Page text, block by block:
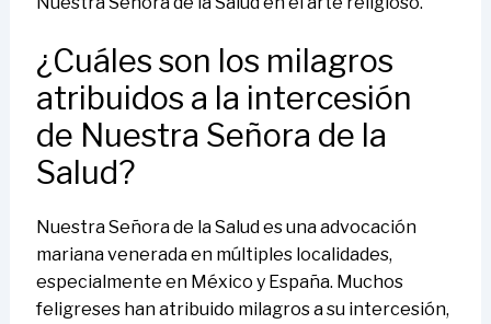
¿Cuáles son los milagros
atribuidos a la intercesión
de Nuestra Señora de la
Salud?
Nuestra Señora de la Salud es una advocación
mariana venerada en múltiples localidades,
especialmente en México y España. Muchos
feligreses han atribuido milagros a su intercesión,